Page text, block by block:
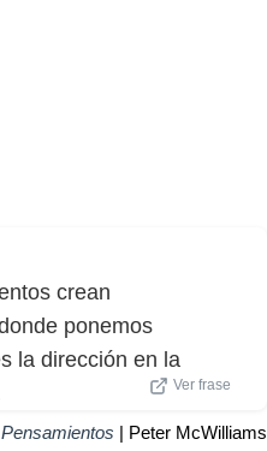
crean
ponemos
la dirección en la
Ver frase
Pensamientos | Peter McWilliams